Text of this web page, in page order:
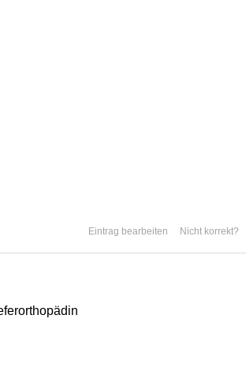
Nicht korrekt?
Eintrag bearbeiten